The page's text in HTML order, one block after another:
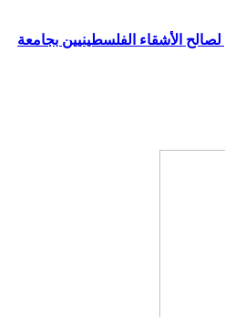
الأشقاء الفلسطينيين بجامعة